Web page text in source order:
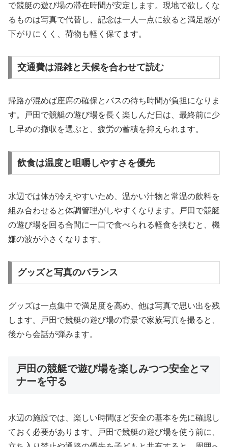
で競艇の遊び場の滞在時間が安定します。現地で欲しくな
るものは写真で代替し、記念は一人一点に絞ると満足感が
下がりにくく、荷物も軽く保てます。
交通費は混雑と天候を合わせて読む
帰路が混めば座席の確保とバスの待ち時間が負担になりま
す。戸田で競艇の遊び場を長く楽しんだ日は、最終前に少
し早めの撤収を選ぶと、疲労の蓄積を抑えられます。
飲食は温度と咀嚼しやすさを優先
水辺では体が冷えやすいため、温かい汁物と常温の飲料を
組み合わせると体調管理がしやすくなります。戸田で競艇
の遊び場を回る合間に一口で食べられる軽食を挟むと、機
嫌の波が小さくなります。
グッズと写真のバランス
グッズは一点集中で満足度を高め、他は写真で思い出を残
します。戸田で競艇の遊び場の背景で家族写真を撮ると、
後から会話が弾みます。
戸田の競艇で遊び場を楽しみつつ安全とマ
ナーを守る
水辺の施設では、楽しい時間ほど安全の基本を先に確認し
ておく必要があります。戸田で競艇の遊び場を使う前に、